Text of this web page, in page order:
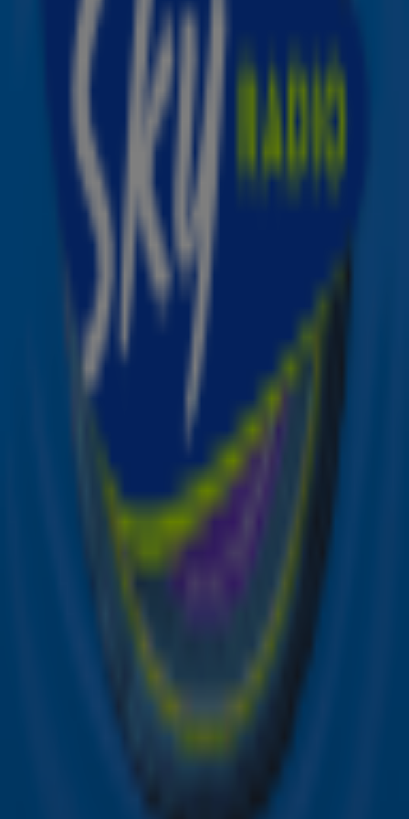
complimentjes?
Suzan met haar lieve woorden, of toch Freek met zijn
romantische gebaren? Eén ding is zeker: deze video is
love goals
! Bekijk de video met Suzan & Freek
hierboven. ❤️🎥
Lees ook
Suzan & Freek hinten op komst nieuwe
Dit was de Valentijn Showcase met Suzan
Ontvang onze nieuwsbrief
Meld je aan voor de nieuwsbrief van Sky Radio en blijf op
de hoogte van alle leuke winacties en het laatste nieuws
over je favoriete Sky-artiesten.
het laatste nieuws en aanbiedingen die wijzelf of in
samenwerking met onze partners organiseren. Je kunt je
op ieder moment afmelden. Zie voor meer informatie de